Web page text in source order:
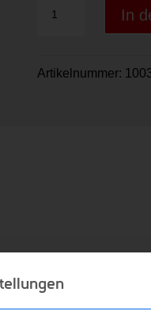
Shorts
In
Artikelnummer: